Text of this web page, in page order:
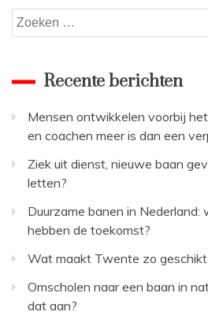
Zoeken
naar:
Recente berichten
Mensen ontwikkelen voorbij
en coachen meer is dan een
Ziek uit dienst, nieuwe baan
letten?
Duurzame banen in Nederland:
hebben de toekomst?
Wat maakt Twente zo
Omscholen naar een baan in
dat aan?